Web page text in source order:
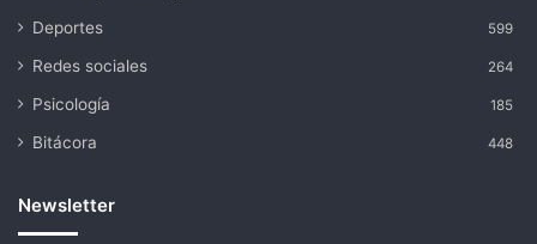
Deportes 599
Redes sociales 264
Psicología 185
Bitácora 448
Newsletter